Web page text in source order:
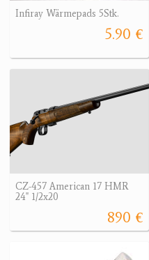
Infiray Wärmepads 5Stk.
5.90 €
CZ-457 American 17 HMR
24" 1/2x20
890 €